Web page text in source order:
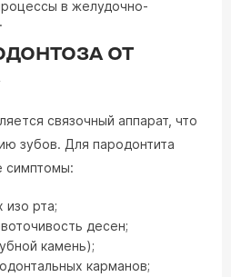
в желудочно-
ОТ
связочный аппарат, что
зубов. Для пародонтита
симптомы:
изо рта;
десен;
камень);
карманов;